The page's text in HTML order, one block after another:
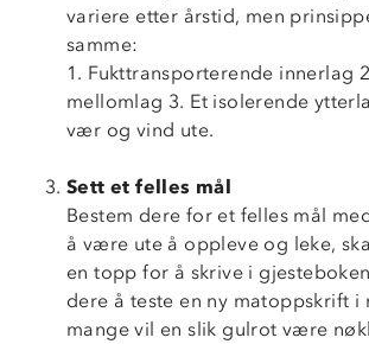
variere etter årstid, men
samme:
1. Fukttransporterende innerlag
mellomlag 3. Et isolerende
vær og vind ute.
Sett et felles mål
Bestem dere for et felles mål
å være ute å oppleve og leke,
en topp for å skrive i
dere å teste en ny matoppskrift i
mange vil en slik gulrot være